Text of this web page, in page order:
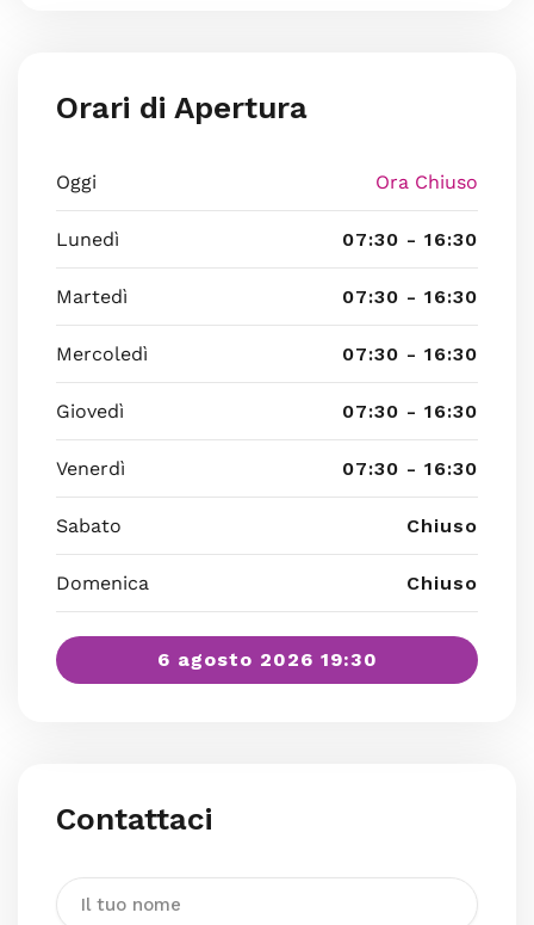
Orari di Apertura
Oggi Ora Chiuso
Lunedì 07:30 - 16:30
Martedì 07:30 - 16:30
Mercoledì 07:30 - 16:30
Giovedì 07:30 - 16:30
Venerdì 07:30 - 16:30
Sabato Chiuso
Domenica Chiuso
6 agosto 2026 19:30
Contattaci